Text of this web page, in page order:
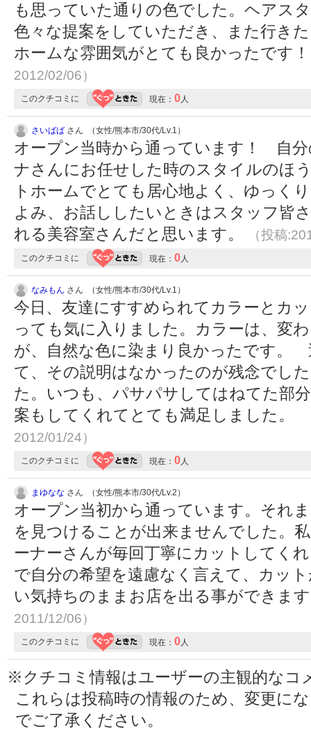
も思っていた通りの色でした。ヘアス
色々な提案をしていただき、また行き
ホームな雰囲気がとても良かったです
2012/02/06）
このクチコミに 現在： 0人
さいばば さん （女性/熊本市/30代/Lv.1）
オープン当時から通っています！ 自
ナさんにお任せした時のスタイルのほ
トホームでとても居心地よく、ゆっく
よみ、お話ししたいときはスタッフ皆
れる美容室さんだと思います。
（投稿
このクチコミに 現在： 0人
なみもん さん （女性/熊本市/30代/Lv.1）
今日、友達にすすめられてカラーとカ
っても気に入りました。カラーは、変
が、自然な色に染まり良かったです。
て、その説明はなかったのが残念でし
た。いつも、パサパサしてはねてた部
案もしてくれてとても満足しました
2012/01/24）
このクチコミに 現在： 0人
まゆなな さん （女性/熊本市/30代/Lv.2）
オープン当初から通っています。それ
を見つけることが出来ませんでした。
ーナーさんが毎回丁寧にカットしてく
で自分の希望を遠慮なく言えて、カッ
い気持ちのままお店を出る事ができま
2011/12/06）
このクチコミに 現在： 0人
※クチコミ情報はユーザーの主観的なコ
これらは投稿時の情報のため、変更に
でご了承ください。